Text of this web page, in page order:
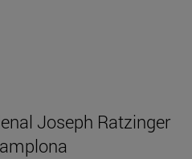
Joseph Ratzinger